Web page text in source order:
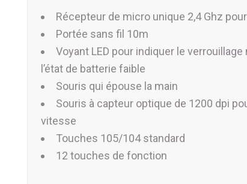
Récepteur de micro unique 2,4 Ghz
Portée sans fil 10m
Voyant LED pour indiquer le
l’état de batterie faible
Souris qui épouse la main
Souris à capteur optique de 1200 dpi
vitesse
Touches 105/104 standard
12 touches de fonction